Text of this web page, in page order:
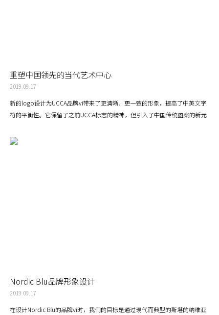
重塑中国领先的当代艺术中心
2019.09.17
新的logo设计为UCCA品牌vi带来了更清晰、更一致的形象，提高了中英文字
符的平衡性。它保留了之前UCCA标志的精神，但引入了中国传统图案的新元
Nordic Blu品牌形象设计
2019.09.17
在设计Nordic Blu的品牌vi时，我们的目标是通过现代而典型的斯堪的纳维亚